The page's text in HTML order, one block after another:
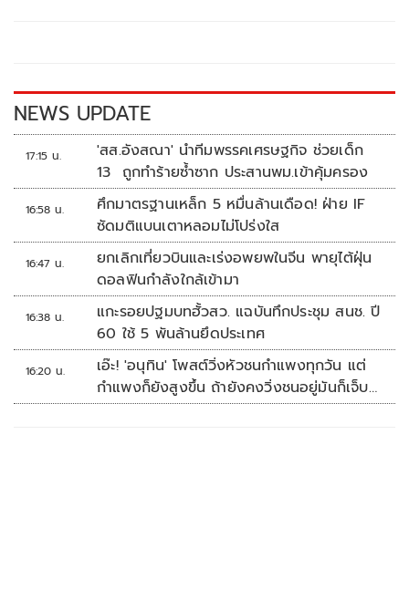
k k
NEWS UPDATE
17:15 น.
'สส.อังสณา' นำทีมพรรคเศรษฐกิจ ช่วยเด็ก
13 ถูกทำร้ายซ้ำซาก ประสานพม.เข้าคุ้มครอง
16:58 น.
ศึกมาตรฐานเหล็ก 5 หมื่นล้านเดือด! ฝ่าย IF
ซัดมติแบนเตาหลอมไม่โปร่งใส
16:47 น.
ยกเลิกเที่ยวบินและเร่งอพยพในจีน พายุไต้ฝุ่น
ดอลฟินกำลังใกล้เข้ามา
16:38 น.
แกะรอยปฐมบทฮั้วสว. แฉบันทึกประชุม สนช. ปี
60 ใช้ 5 พันล้านยึดประเทศ
16:20 น.
เอ๊ะ! 'อนุทิน' โพสต์วิ่งหัวชนกำแพงทุกวัน แต่
กำแพงก็ยังสูงขึ้น ถ้ายังคงวิ่งชนอยู่มันก็เจ็บ
หัวอีก